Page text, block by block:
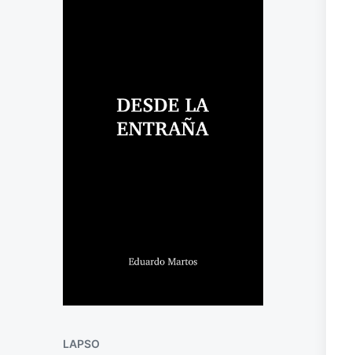
LAPSO